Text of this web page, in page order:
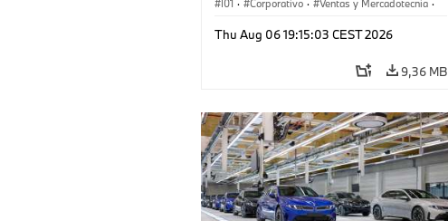
I01 · Corporativo · Ventas y Mercadotecnia ·
Thu Aug 06 19:15:03 CEST 2026
9,36 MB